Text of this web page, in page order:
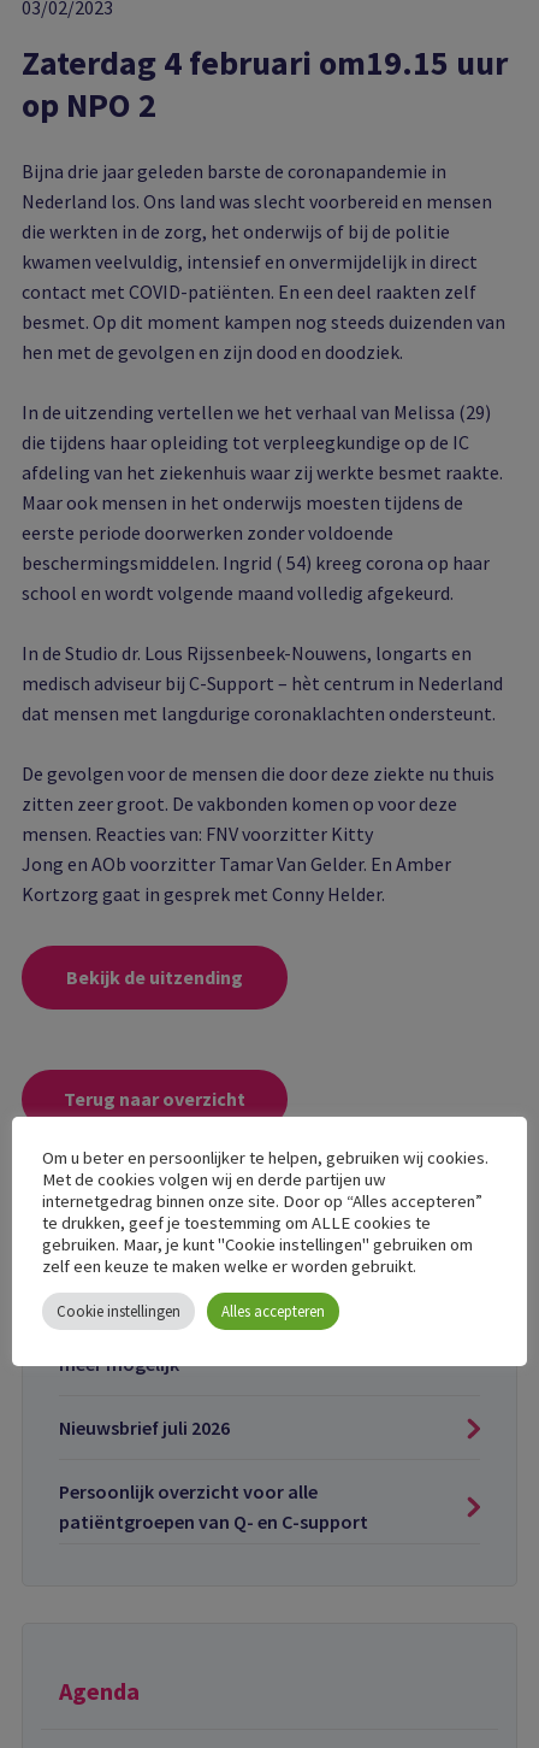
03/02/2023
Zaterdag 4 februari om19.15 uur
op NPO 2
Bijna drie jaar geleden barste de coronapandemie in
Nederland los. Ons land was slecht voorbereid en mensen
die werkten in de zorg, het onderwijs of bij de politie
kwamen veelvuldig, intensief en onvermijdelijk in direct
contact met COVID-patiënten. En een deel raakten zelf
besmet. Op dit moment kampen nog steeds duizenden van
hen met de gevolgen en zijn dood en doodziek.
In de uitzending vertellen we het verhaal van Melissa (29)
die tijdens haar opleiding tot verpleegkundige op de IC
afdeling van het ziekenhuis waar zij werkte besmet raakte.
Maar ook mensen in het onderwijs moesten tijdens de
eerste periode doorwerken zonder voldoende
beschermingsmiddelen. Ingrid ( 54) kreeg corona op haar
school en wordt volgende maand volledig afgekeurd.
In de Studio dr. Lous Rijssenbeek-Nouwens, longarts en
medisch adviseur bij C-Support – hèt centrum in Nederland
dat mensen met langdurige coronaklachten ondersteunt.
De gevolgen voor de mensen die door deze ziekte nu thuis
zitten zeer groot. De vakbonden komen op voor deze
mensen. Reacties van: FNV voorzitter Kitty
Jong en AOb voorzitter Tamar Van Gelder. En Amber
Kortzorg gaat in gesprek met Conny Helder.
Bekijk de uitzending
Terug naar overzicht
Interessante berichten
Update 1-8: Aanmelden bij C-support niet
meer mogelijk
Nieuwsbrief juli 2026
Persoonlijk overzicht voor alle
patiëntgroepen van Q- en C-support
Agenda
Om u beter en persoonlijker te helpen, gebruiken wij cookies.
Met de cookies volgen wij en derde partijen uw
internetgedrag binnen onze site. Door op “Alles accepteren”
te drukken, geef je toestemming om ALLE cookies te
gebruiken. Maar, je kunt "Cookie instellingen" gebruiken om
zelf een keuze te maken welke er worden gebruikt.
Cookie instellingen Alles accepteren